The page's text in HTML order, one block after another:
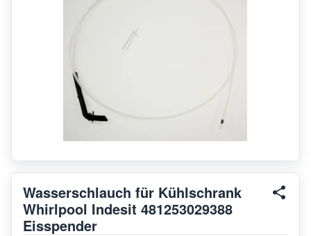
Wasserschlauch für Kühlschrank
Whirlpool Indesit 481253029388
Eisspender